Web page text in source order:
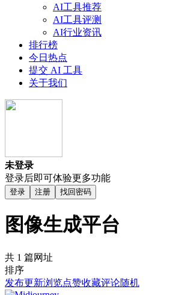
AI工具推荐
AI工具评测
AI行业资讯
排行榜
今日热点
提交 AI 工具
关于我们
未登录
登录后即可体验更多功能
登录 注册 找回密码
图像生成平台
共 1 篇网址
排序
发布更新浏览点赞收藏评论随机